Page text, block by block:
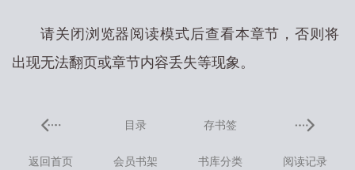
请关闭浏览器阅读模式后查看本章节，否则将
出现无法翻页或章节内容丢失等现象。
目录 存书签
返回首页 会员书架 书库分类 阅读记录